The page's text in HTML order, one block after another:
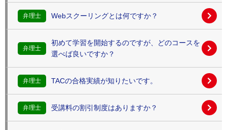
弁理士 Webスクーリングとは何ですか？
弁理士
初めて学習を開始するのですが、どのコースを
選べば良いですか？
弁理士 TACの合格実績が知りたいです。
弁理士 受講料の割引制度はありますか？